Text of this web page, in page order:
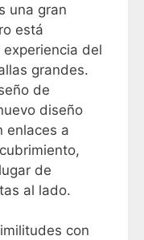
una gran
está
del
grandes.
de
diseño
enlaces a
de
al lado.
con